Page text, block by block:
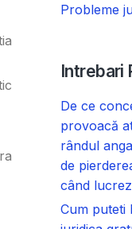
Probleme
Intrebari
De ce
provoacă
rândul
de
când
Cum puteti